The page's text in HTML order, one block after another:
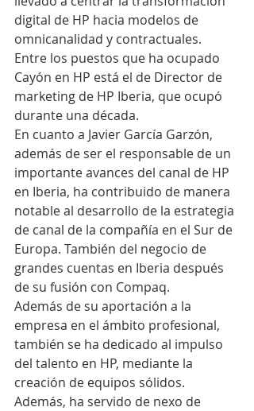
digital de HP hacia modelos de
omnicanalidad y contractuales.
Entre los puestos que ha ocupado
Cayón en HP está el de Director de
marketing de HP Iberia, que ocupó
durante una década.
En cuanto a Javier García Garzón,
además de ser el responsable de un
importante avances del canal de HP
en Iberia, ha contribuido de manera
notable al desarrollo de la estrategia
de canal de la compañía en el Sur de
Europa. También del negocio de
grandes cuentas en Iberia después
de su fusión con Compaq.
Además de su aportación a la
empresa en el ámbito profesional,
también se ha dedicado al impulso
del talento en HP, mediante la
creación de equipos sólidos.
Además, ha servido de nexo de